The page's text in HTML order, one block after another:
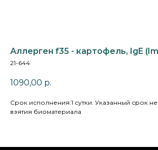
Аллерген f35 - картофель, IgE
21-644
1090,00 р.
Cрок исполнения:1 сутки. Указанный срок
взятия биоматериала